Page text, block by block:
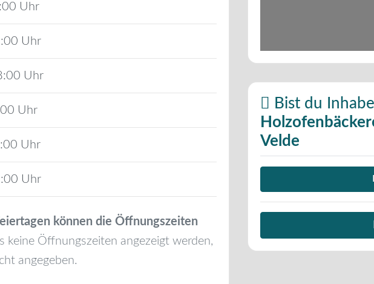
können die Öffnungszeiten
keine Öffnungszeiten angezeigt werden,
angegeben.
Bist du
Velde